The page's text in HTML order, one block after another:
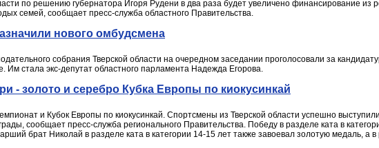
по решению губернатора Игоря Рудени в два раза будет увеличено финансирование из
семей, сообщает пресс-служба областного Правительства.
нового омбудсмена
собрания Тверской области на очередном заседании проголосовали за
Им стала экс-депутат областного парламента Надежда Егорова.
- золото и серебро Кубка Европы по киокусинкай
и Кубок Европы по киокусинкай. Спортсмены из Тверской области успешно
сообщает пресс-служба регионального Правительства. Победу в разделе ката в
брат Николай в разделе ката в категории 14-15 лет также завоевал золотую медаль, а